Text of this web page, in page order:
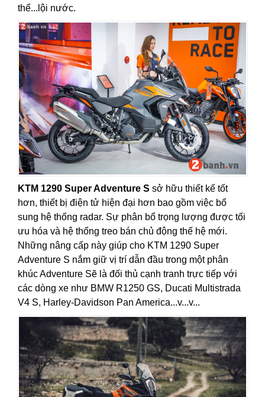
thể...lội nước.
KTM 1290 Super Adventure S sở hữu thiết kế tốt
hơn, thiết bị điện tử hiện đại hơn bao gồm việc bổ
sung hệ thống radar. Sự phân bổ trọng lượng được tối
ưu hóa và hệ thống treo bán chủ động thế hệ mới.
Những nâng cấp này giúp cho KTM 1290 Super
Adventure S nắm giữ vị trí dẫn đầu trong một phân
khúc Adventure Sẽ là đối thủ cạnh tranh trực tiếp với
các dòng xe như BMW R1250 GS, Ducati Multistrada
V4 S, Harley-Davidson Pan America...v...v...